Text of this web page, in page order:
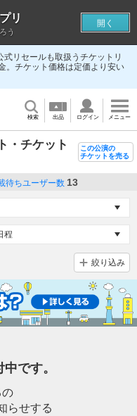
リセールも取扱うチケットリ
。チケット価格は定価より安い
検索 出品 ログイン メニュー
・チケット
この公演の
チケットを売る
待ちユーザー数 13
絞り込み
です。
の
らせする
リ
う
開く